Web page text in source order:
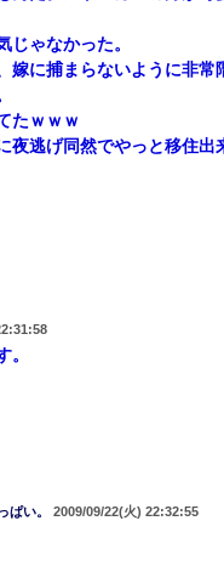
じゃなかった。
嫁に捕まらないように非常
たｗｗｗ
夜逃げ同然でやっと移住出
。
ぱい。 2009/09/22(火) 22:32:55